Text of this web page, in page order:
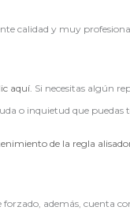
calidad y muy
aquí. Si necesitas algún
o inquietud que puedas
de la regla
además, cuenta